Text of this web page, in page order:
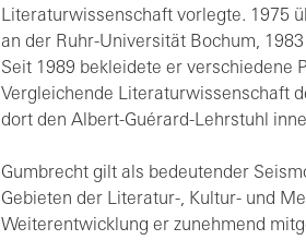
Literaturwissenschaft vorlegte. 1975
an der Ruhr-Universität Bochum,
Seit 1989 bekleidete er verschiedene
Vergleichende Literaturwissenschaft
dort den Albert-Guérard-Lehrstuhl
Gumbrecht gilt als bedeutender
Gebieten der Literatur-, Kultur- und
Weiterentwicklung er zunehmend